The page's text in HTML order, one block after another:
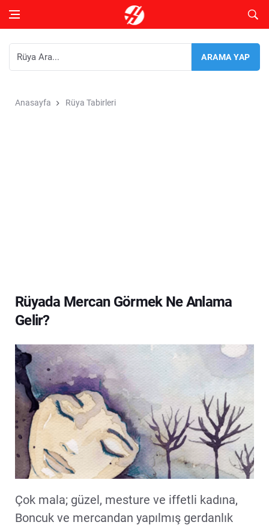
Anasayfa Rüya Tabirleri
Rüyada Mercan Görmek Ne Anlama
Gelir?
Çok mala; güzel, mesture ve iffetli kadına,
Boncuk ve mercandan yapılmış gerdanlık